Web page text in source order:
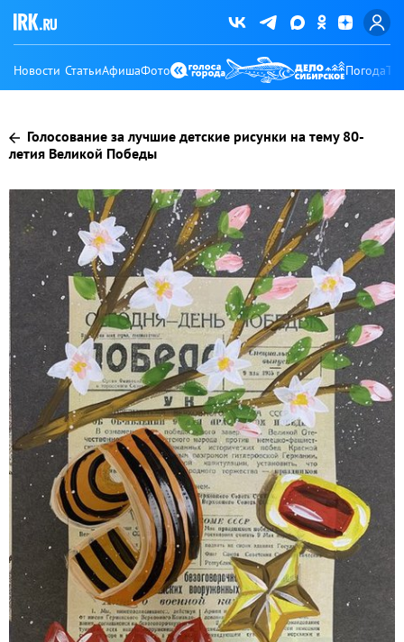
Новости СтатьиАфишаФото Погода
Голосование за лучшие детские рисунки на тему 80-
летия Великой Победы